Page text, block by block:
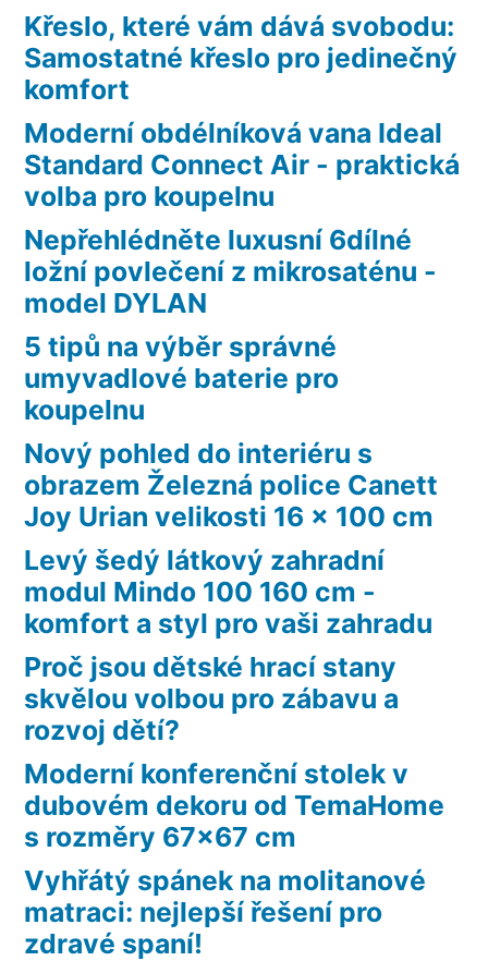
Křeslo, které vám dává svobodu:
Samostatné křeslo pro jedinečný
komfort
Moderní obdélníková vana Ideal
Standard Connect Air - praktická
volba pro koupelnu
Nepřehlédněte luxusní 6dílné
ložní povlečení z mikrosaténu -
model DYLAN
5 tipů na výběr správné
umyvadlové baterie pro
koupelnu
Nový pohled do interiéru s
obrazem Železná police Canett
Joy Urian velikosti 16 x 100 cm
Levý šedý látkový zahradní
modul Mindo 100 160 cm -
komfort a styl pro vaši zahradu
Proč jsou dětské hrací stany
skvělou volbou pro zábavu a
rozvoj dětí?
Moderní konferenční stolek v
dubovém dekoru od TemaHome
s rozměry 67×67 cm
Vyhřátý spánek na molitanové
matraci: nejlepší řešení pro
zdravé spaní!